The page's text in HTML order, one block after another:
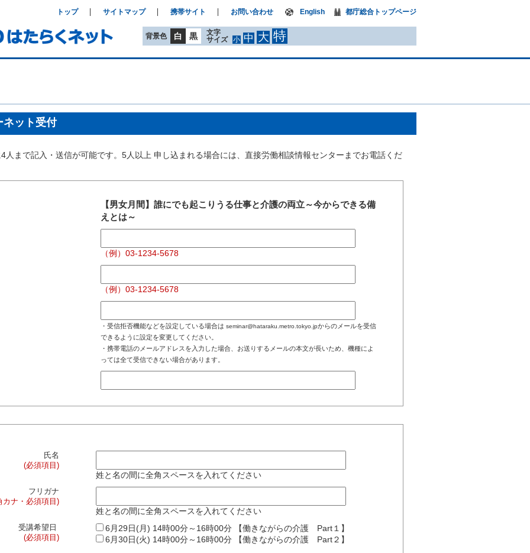
背景色 白 黒
文字
サイズ
小 中 大 特
トップ サイトマップ 携帯サイト お問い合わせ English 都庁総合トップページ
ネット受付
人まで記入・送信が可能です。5人以上 申し込まれる場合には、直接労働相談情報センターまでお電話くだ
【男女月間】誰にでも起こりうる仕事と介護の両立～今からできる備
えとは～
（例）03-1234-5678
（例）03-1234-5678
・受信拒否機能などを設定している場合は seminar@hataraku.metro.tokyo.jpからのメールを受信
できるように設定を変更してください。
・携帯電話のメールアドレスを入力した場合、お送りするメールの本文が長いため、機種によ
っては全て受信できない場合があります。
氏名
(必須項目)
姓と名の間に全角スペースを入れてください
フリガナ
カナ・必須項目)
姓と名の間に全角スペースを入れてください
受講希望日
(必須項目)
6月29日(月) 14時00分～16時00分 【働きながらの介護 Part１】
6月30日(火) 14時00分～16時00分 【働きながらの介護 Part２】